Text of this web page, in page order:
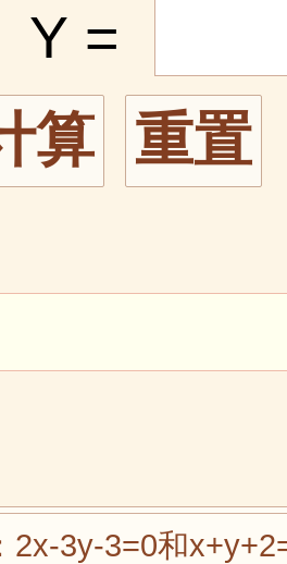
Y =
2x-3y-3=0和